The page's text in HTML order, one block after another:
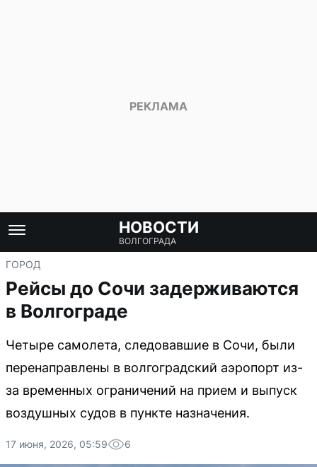
НОВОСТИ
ВОЛГОГРАДА
ГОРОД
Рейсы до Сочи задерживаются
в Волгограде
Четыре самолета, следовавшие в Сочи, были
перенаправлены в волгоградский аэропорт из-
за временных ограничений на прием и выпуск
воздушных судов в пункте назначения.
17 июня, 2026, 05:59 6